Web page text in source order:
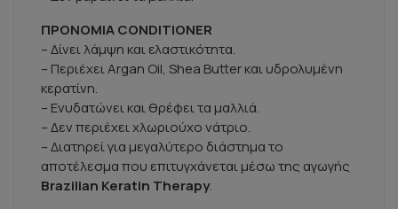
ΠΡΟΝΟΜΙΑ CONDITIONER
– Δίνει λάμψη και ελαστικότητα.
– Περιέχει Argan Oil, Shea Butter και υδρολυμένη
κερατίνη.
– Ενυδατώνει και θρέφει τα μαλλιά.
– Δεν περιέχει χλωριούχο νάτριο.
– Διατηρεί για μεγαλύτερο διάστημα το
αποτέλεσμα που επιτυγχάνεται μέσω της αγωγής
Brazilian Keratin Therapy.